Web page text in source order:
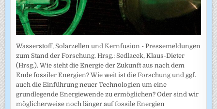
Wasserstoff, Solarzellen und Kernfusion - Pressemeldungen
zum Stand der Forschung. Hrsg.: Sedlacek, Klaus-Dieter
(Hrsg.). Wie sieht die Energie der Zukunft aus nach dem
Ende fossiler Energien? Wie weit ist die Forschung und ggf.
auch die Einführung neuer Technologien um eine
grundlegende Energiewende zu ermöglichen? Oder sind wir
möglicherweise noch länger auf fossile Energien